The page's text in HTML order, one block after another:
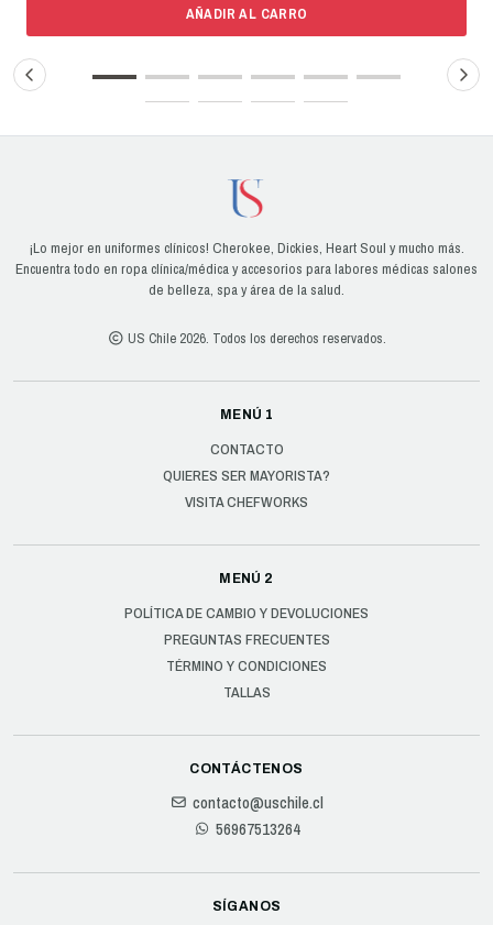
¡Lo mejor en uniformes clínicos! Cherokee, Dickies, Heart Soul y mucho más.
Encuentra todo en ropa clínica/médica y accesorios para labores médicas salones
de belleza, spa y área de la salud.
US Chile 2026. Todos los derechos reservados.
MENÚ 1
CONTACTO
QUIERES SER MAYORISTA?
VISITA CHEFWORKS
MENÚ 2
POLÍTICA DE CAMBIO Y DEVOLUCIONES
PREGUNTAS FRECUENTES
TÉRMINO Y CONDICIONES
TALLAS
CONTÁCTENOS
contacto@uschile.cl
56967513264
SÍGANOS